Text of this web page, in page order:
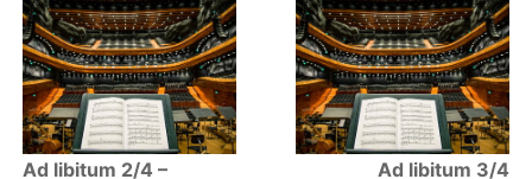
Ad libitum 2/4 –
Ad libitum 3/4